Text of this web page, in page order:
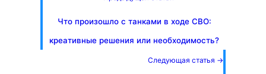
Что произошло с танками в ходе СВО:
креативные решения или необходимость?
Следующая статья →